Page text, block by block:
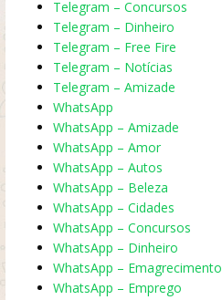
Telegram – Concursos
Telegram – Dinheiro
Telegram – Free Fire
Telegram – Notícias
Telegram – Amizade
WhatsApp
WhatsApp – Amizade
WhatsApp – Amor
WhatsApp – Autos
WhatsApp – Beleza
WhatsApp – Cidades
WhatsApp – Concursos
WhatsApp – Dinheiro
WhatsApp – Emagrecimento
WhatsApp – Emprego